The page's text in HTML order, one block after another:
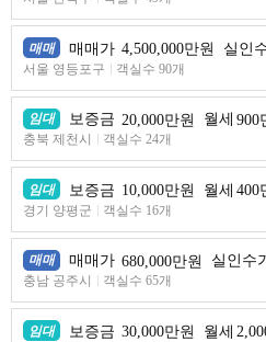
매매 매매가 4,500,000만원 실인
서울 영등포구 객실수 90개
임대 보증금 20,000만원 월세 900
충북 제천시 객실수 24개
임대 보증금 10,000만원 월세 400
경기 양평군 객실수 16개
매매 매매가 680,000만원 실인수
충남 공주시 객실수 65개
임대 보증금 30,000만원 월세